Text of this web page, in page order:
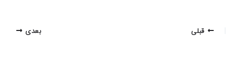
پیمایشقبلی بعدی